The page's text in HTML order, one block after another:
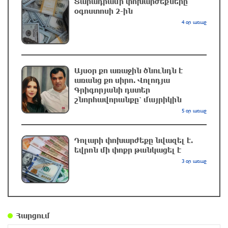
պայթյունից
2 րոպե առաջ
աշխատակցի վրա. վերջինս մահացել է
Ռուսաստանը քննարկում է նոր մեգա-
1,7 մլն դրամ կհատկացվի Ռաիսա Մկրտչյանի
հուղարկավորության հետ կապված ծախսերը
օգոստոսի 2-ին
4 օր առաջ
Այսօր քո առաջին ծնունդն է
առանց քո սիրո. Վոլոդյա
Գրիգորյանի դստեր
շնորհավորանքը՝ մայրիկին
5 օր առաջ
Դոլարի փոխարժեքը նվազել է.
եվրոն մի փոքր թանկացել է
3 օր առաջ
Հարցում